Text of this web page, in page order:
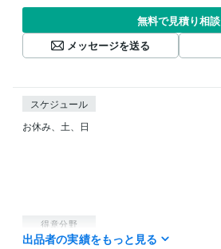
無料で見積り相談
メッセージを送る
スケジュール
お休み、土、日
得意分野
占い 性格診断、個性分析
出品者の実績をもっと見る